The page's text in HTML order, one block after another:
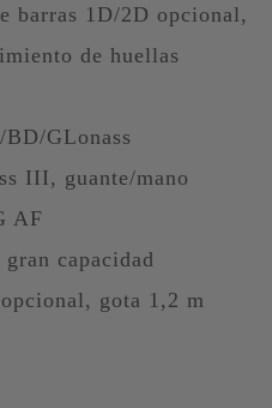
barras 1D/2D opcional,
de huellas
BD/GLonass
III, guante/mano
AF
capacidad
gota 1,2 m